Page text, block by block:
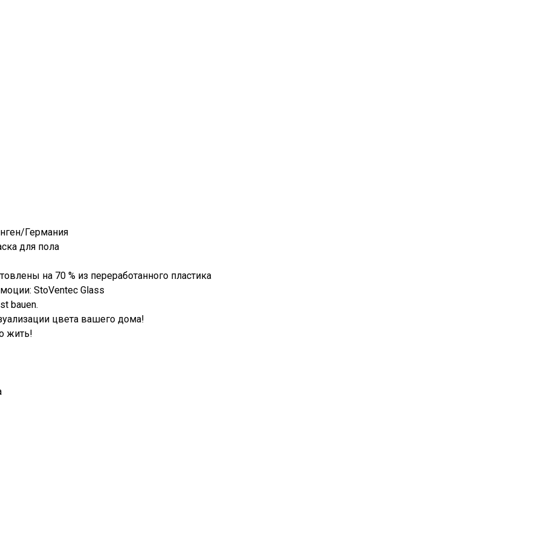
Германия
для пола
на 70 % из переработанного пластика
StoVentec Glass
bauen.
цвета вашего дома!
жить!